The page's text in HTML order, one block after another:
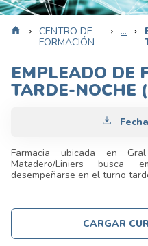
CENTRO DE
FORMACIÓN
...
EMPLEADO DE
TARDE-NOCHE
Farmacia ubicada en
Matadero/Liniers busca
desempeñarse en el turno
CARGAR